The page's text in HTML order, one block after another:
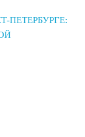
ПЕТЕРБУРГЕ: